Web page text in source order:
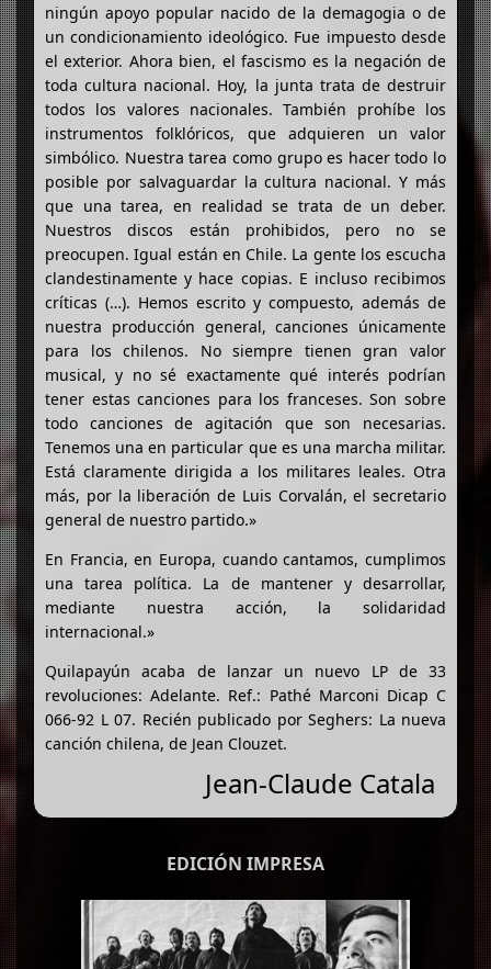
ningún apoyo popular nacido de la demagogia o de
un condicionamiento ideológico. Fue impuesto desde
el exterior. Ahora bien, el fascismo es la negación de
toda cultura nacional. Hoy, la junta trata de destruir
todos los valores nacionales. También prohíbe los
instrumentos folklóricos, que adquieren un valor
simbólico. Nuestra tarea como grupo es hacer todo lo
posible por salvaguardar la cultura nacional. Y más
que una tarea, en realidad se trata de un deber.
Nuestros discos están prohibidos, pero no se
preocupen. Igual están en Chile. La gente los escucha
clandestinamente y hace copias. E incluso recibimos
críticas (…). Hemos escrito y compuesto, además de
nuestra producción general, canciones únicamente
para los chilenos. No siempre tienen gran valor
musical, y no sé exactamente qué interés podrían
tener estas canciones para los franceses. Son sobre
todo canciones de agitación que son necesarias.
Tenemos una en particular que es una marcha militar.
Está claramente dirigida a los militares leales. Otra
más, por la liberación de Luis Corvalán, el secretario
general de nuestro partido.»
En Francia, en Europa, cuando cantamos, cumplimos
una tarea política. La de mantener y desarrollar,
mediante nuestra acción, la solidaridad
internacional.»
Quilapayún acaba de lanzar un nuevo LP de 33
revoluciones: Adelante. Ref.: Pathé Marconi Dicap C
066-92 L 07. Recién publicado por Seghers: La nueva
canción chilena, de Jean Clouzet.
Jean-Claude Catala
EDICIÓN IMPRESA